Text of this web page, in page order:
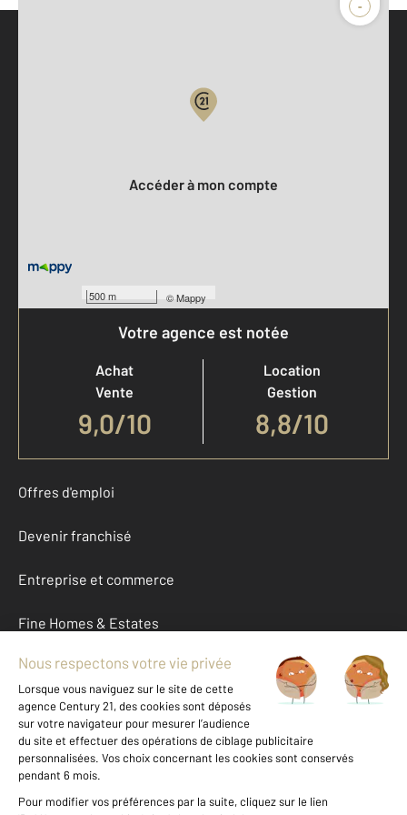
-
500 m ©Mappy
Accéder à mon compte
Votre agence est notée
Achat
Vente
9,0/10
Location
Gestion
8,8/10
Offres d'emploi
Devenir franchisé
Entreprise et commerce
Fine Homes & Estates
À propos
International
Nous contacter